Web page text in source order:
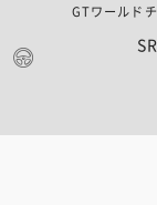
GTワール